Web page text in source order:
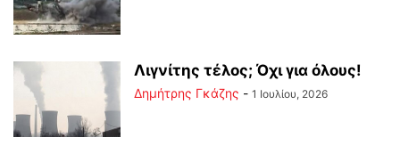
Λιγνίτης τέλος; Όχι για όλους!
Δημήτρης Γκάζης - 1 Ιουλίου, 2026